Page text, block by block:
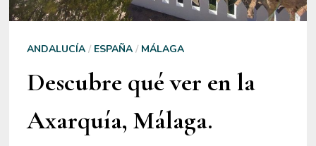
ANDALUCÍA/ ESPAÑA/ MÁLAGA
Descubre qué ver en la
Axarquía, Málaga.